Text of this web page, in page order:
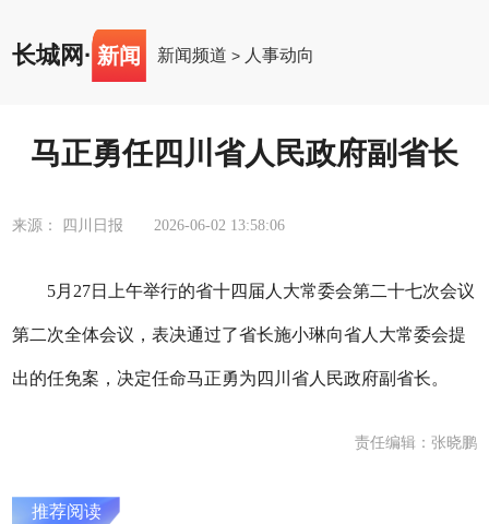
长城网 · 新闻 新闻频道 > 人事动向
马正勇任四川省人民政府副省长
来源： 四川日报 2026-06-02 13:58:06
5月27日上午举行的省十四届人大常委会第二十七次会议
第二次全体会议，表决通过了省长施小琳向省人大常委会提
出的任免案，决定任命马正勇为四川省人民政府副省长。
责任编辑：张晓鹏
推荐阅读